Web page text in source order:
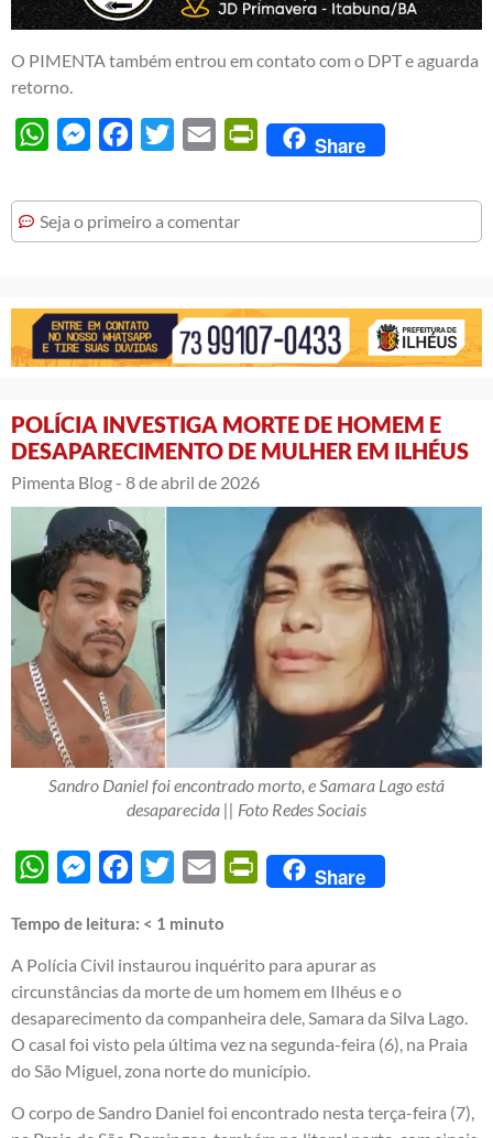
O PIMENTA também entrou em contato com o DPT e aguarda
retorno.
WhatsAppMessengerFacebook
Twitter Email PrintFriendly
Share
Seja o primeiro a comentar
POLÍCIA INVESTIGA MORTE DE HOMEM E
DESAPARECIMENTO DE MULHER EM ILHÉUS
Pimenta Blog - 8 de abril de 2026
Sandro Daniel foi encontrado morto, e Samara Lago está
desaparecida || Foto Redes Sociais
WhatsAppMessengerFacebook
Twitter Email PrintFriendly
Share
Tempo de leitura: < 1 minuto
A Polícia Civil instaurou inquérito para apurar as
circunstâncias da morte de um homem em Ilhéus e o
desaparecimento da companheira dele, Samara da Silva Lago.
O casal foi visto pela última vez na segunda-feira (6), na Praia
do São Miguel, zona norte do município.
O corpo de Sandro Daniel foi encontrado nesta terça-feira (7),